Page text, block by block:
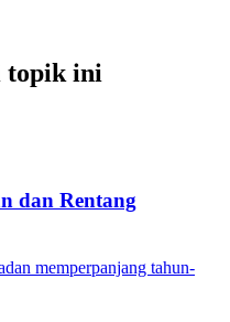
topik ini
dan Rentang
memperpanjang tahun-